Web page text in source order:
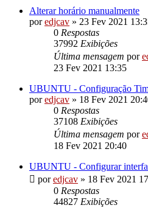
Alterar horário manualmente
poredjcav » 23 Fev 2021
0 Respostas
37992 Exibições
Última mensagem por
23 Fev 2021 13:35
UBUNTU - Configuração
poredjcav » 18 Fev 2021
0 Respostas
37108 Exibições
Última mensagem por
18 Fev 2021 20:40
UBUNTU - Configurar
poredjcav » 18 Fev 2021
0 Respostas
44827 Exibições